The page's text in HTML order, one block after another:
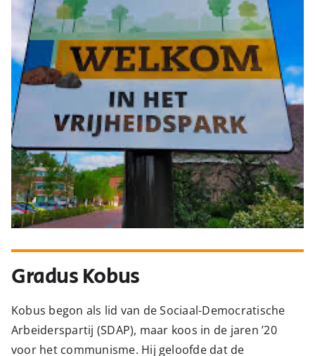
Gradus Kobus
Kobus begon als lid van de Sociaal-Democratische
Arbeiderspartij (SDAP), maar koos in de jaren ’20
voor het communisme. Hij geloofde dat de